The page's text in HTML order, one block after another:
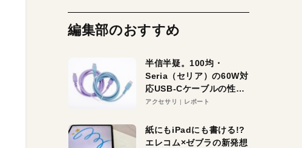
編集部のおすすめ
半信半疑。100均・
Seria（セリア）の60W対
応USB-Cケーブルの性能
を検証。超コスパの1本を
アクセサリ レポート
紙にもiPadにも書ける!?
エレコム×ゼブラの新発想